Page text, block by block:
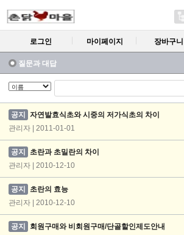
로그인 마이페이지 장바구니
질문과 대답
공지
자연발효식초와 시중의 저가식초의 차이
관리자 | 2011-01-01
공지
초란과 초밀란의 차이
관리자 | 2010-12-10
공지
초란의 효능
관리자 | 2010-12-10
공지
회원구매와 비회원구매/단골할인제도안내